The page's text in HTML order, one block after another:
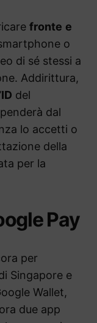
fronte e
o
di sé stessi a
Addirittura,
ID del
dal
lo accetti o
della
per la
Pay
per
Singapore e
Wallet,
due app